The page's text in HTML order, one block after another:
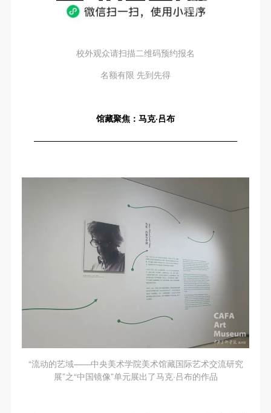
校外观众请扫描二维码预约报名
名额有限 先到先得
馆藏聚焦：马克·吕布
————————————————————————
“流动的艺域——中央美术学院美术馆藏国际艺术交流研究
展”之“中国镜像”单元展出了马克·吕布的作品